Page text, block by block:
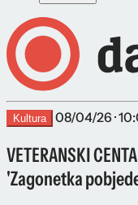
Kultura 08/04/26 ·
VETERANSKI
'Zagonetka